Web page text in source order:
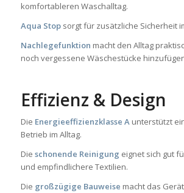
komfortableren Waschalltag.
Aqua Stopsorgt für zusätzliche Sicherheit
Nachlegefunktion macht den Alltag
noch vergessene Wäschestücke
Effizienz & Design
Die Energieeffizienzklasse Aunterstützt
Betrieb im Alltag.
Die schonende Reinigung eignet sich gut
und empfindlichere Textilien.
Die großzügige Bauweise macht das